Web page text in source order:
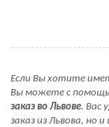
Если Вы хотите
Вы можете с
заказ во Львове. Вас
заказ из Львова,